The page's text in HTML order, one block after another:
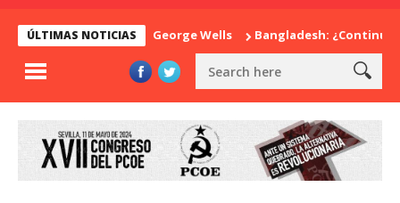
ÚLTIMAS NOTICIAS
de Herbert George Wells Bangladesh: ¿Continuidad o